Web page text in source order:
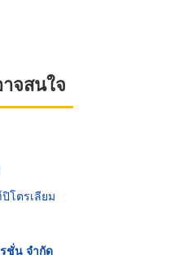
จสนใจ
โตรเลียม
ชั่น จำกัด